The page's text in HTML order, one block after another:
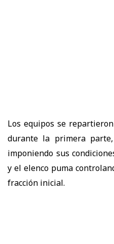
Los equipos se
durante la primera
imponiendo sus
y el elenco puma
fracción inicial.